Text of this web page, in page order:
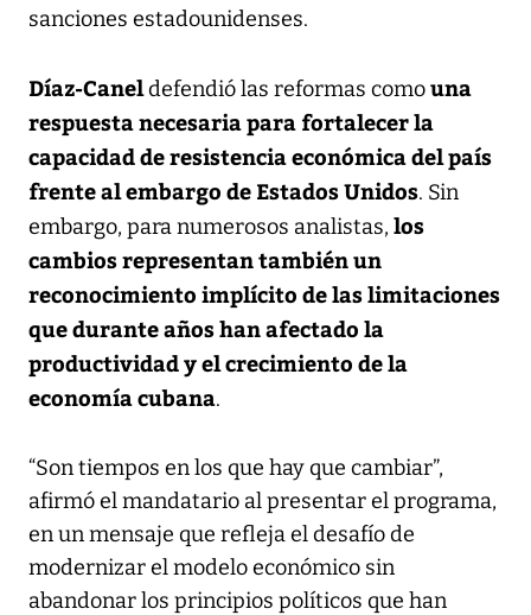
sanciones estadounidenses.
Díaz-Caneldefendió las reformas comouna
respuesta necesaria para fortalecer la
capacidad de resistencia económica del país
frente al embargo de Estados Unidos. Sin
embargo, para numerosos analistas, los
cambios representan también un
reconocimiento implícito de las limitaciones
que durante años han afectado la
productividad y el crecimiento de la
economía cubana.
“Son tiempos en los que hay que cambiar”,
afirmó el mandatario al presentar el programa,
en un mensaje que refleja el desafío de
modernizar el modelo económico sin
abandonar los principios políticos que han